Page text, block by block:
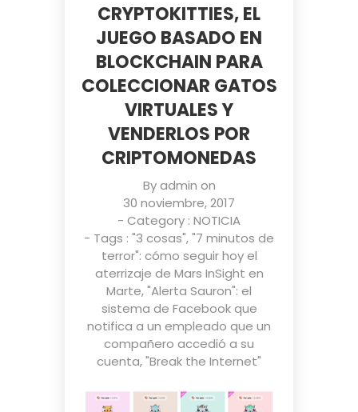
CRYPTOKITTIES, EL
JUEGO BASADO EN
BLOCKCHAIN PARA
COLECCIONAR GATOS
VIRTUALES Y
VENDERLOS POR
CRIPTOMONEDAS
Byadmin on
30 noviembre, 2017
- Category : NOTICIA
- Tags : "3 cosas","7 minutos de
terror": cómo seguir hoy el
aterrizaje de Mars InSight en
Marte,"Alerta Sauron": el
sistema de Facebook que
notifica a un empleado que un
compañero accedió a su
cuenta,"Break the Internet"